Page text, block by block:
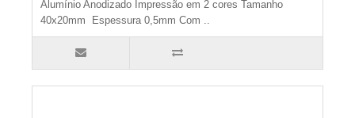
Alumínio Anodizado Impressão em 2 cores Tamanho
40x20mm Espessura 0,5mm Com ..